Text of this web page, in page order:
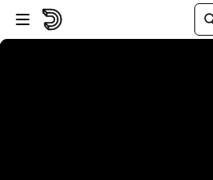
Skip to player
Skip to main content